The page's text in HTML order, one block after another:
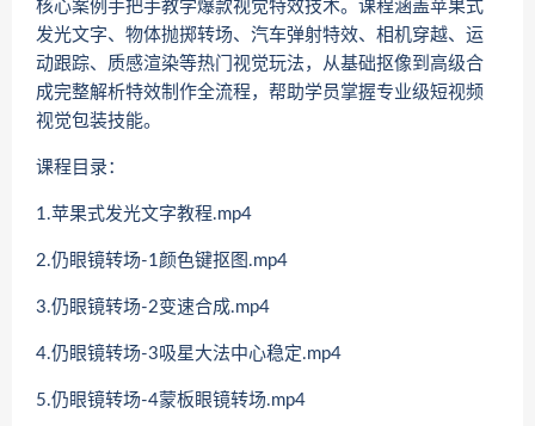
核心案例手把手教学爆款视觉特效技术。课程涵盖苹果式
发光文字、物体抛掷转场、汽车弹射特效、相机穿越、运
动跟踪、质感渲染等热门视觉玩法，从基础抠像到高级合
成完整解析特效制作全流程，帮助学员掌握专业级短视频
视觉包装技能。
课程目录：
1.苹果式发光文字教程.mp4
2.仍眼镜转场-1颜色键抠图.mp4
3.仍眼镜转场-2变速合成.mp4
4.仍眼镜转场-3吸星大法中心稳定.mp4
5.仍眼镜转场-4蒙板眼镜转场.mp4